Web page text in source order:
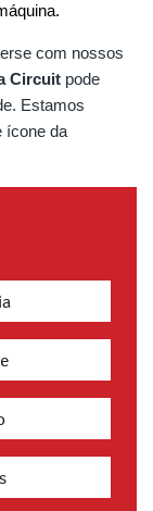
com nossos
Circuit pode
Estamos
ícone da